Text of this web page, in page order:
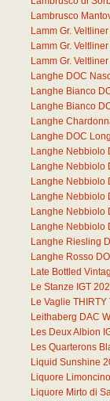
Lambrusco
Lamm Gr.
Lamm Gr.
Lamm Gr.
Langhe DOC
Langhe Bianco
Langhe Bianco
Langhe
Langhe DOC
Langhe Nebbiolo
Langhe Nebbiolo
Langhe Nebbiolo
Langhe Nebbiolo
Langhe Nebbiolo
Langhe Nebbiolo
Langhe Riesling
Langhe Rosso
Late Bottled
Le Stanze IGT
Le Vaglie
Leithaberg DAC
Les Deux Albion
Les Quarterons
Liquid Sunshine
Liquore Limoncino
Liquore Mirto di